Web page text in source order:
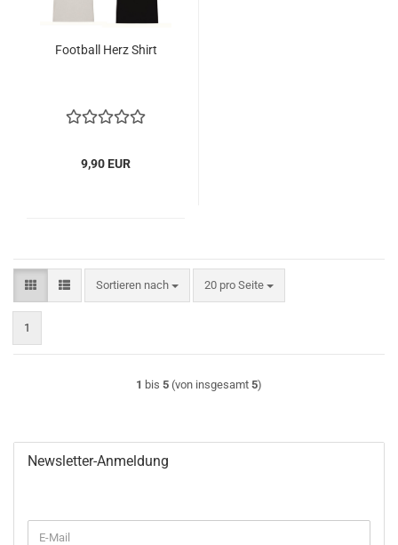
Football Herz Shirt
9,90 EUR
Sortieren nach
Sortieren nach 20 pro Seite
pro Seite
1
1 bis 5 (von insgesamt 5)
Newsletter-Anmeldung
E-